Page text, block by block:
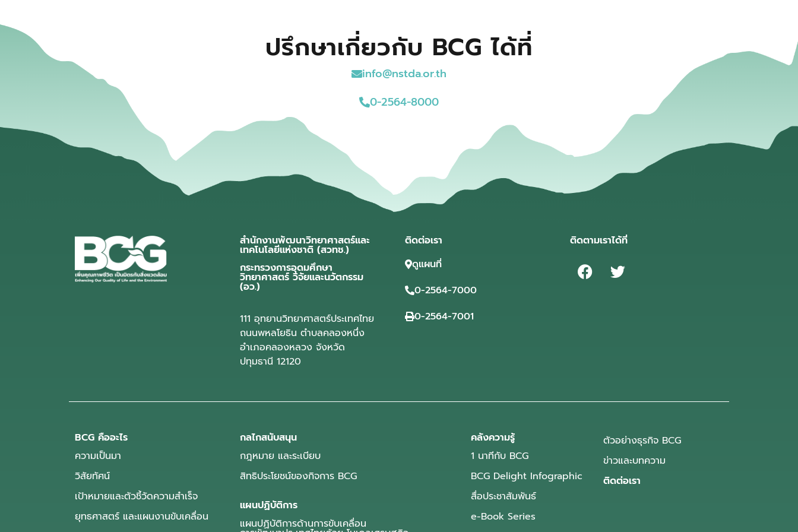
ปรึกษาเกี่ยวกับ BCG ได้ที่
info@nstda.or.th
0-2564-8000
สำนักงานพัฒนาวิทยาศาสตร์และ
เทคโนโลยีแห่งชาติ (สวทช.)
กระทรวงการอุดมศึกษา
วิทยาศาสตร์ วิจัยและนวัตกรรม
(อว.)
111 อุทยานวิทยาศาสตร์ประเทศไทย
ถนนพหลโยธิน ตำบลคลองหนึ่ง
อำเภอคลองหลวง จังหวัด
ปทุมธานี 12120
ติดต่อเรา
ดูแผนที่
0-2564-7000
0-2564-7001
ติดตามเราได้ที่
BCG คืออะไร
ความเป็นมา
วิสัยทัศน์
เป้าหมายและตัวชี้วัดความสำเร็จ
ยุทธศาสตร์ และแผนงานขับเคลื่อน
กลไกสนับสนุน
กฎหมาย และระเบียบ
สิทธิประโยชน์ของกิจการ BCG
แผนปฏิบัติการ
แผนปฏิบัติการด้านการขับเคลื่อน
คลังความรู้
1 นาทีกับ BCG
BCG Delight Infographic
สื่อประชาสัมพันธ์
e-Book Series
ตัวอย่างธุรกิจ BCG
ข่าวและบทความ
ติดต่อเรา